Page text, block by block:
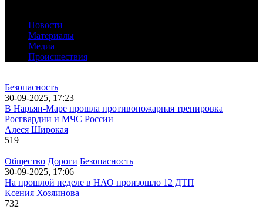
Новости
Материалы
Медиа
Происшествия
Безопасность
30-09-2025, 17:23
В Нарьян-Маре прошла противопожарная тренировка
Росгвардии и МЧС России
Алеся Широкая
519
Общество Дороги Безопасность
30-09-2025, 17:06
На прошлой неделе в НАО произошло 12 ДТП
Ксения Хозяинова
732